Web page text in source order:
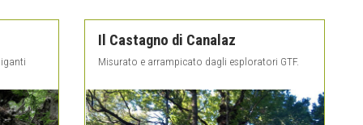
Il Castagno di Canalaz
Misurato e arrampicato dagli esploratori GTF.